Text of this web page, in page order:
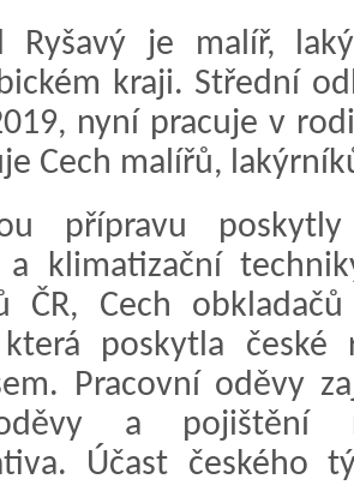
Ryšavý je malíř,
kraji. Střední
nyní pracuje v
Cech malířů,
přípravu
a klimatizační
ČR, Cech
která poskytla české
Pracovní oděvy
a pojištění
Účast českého